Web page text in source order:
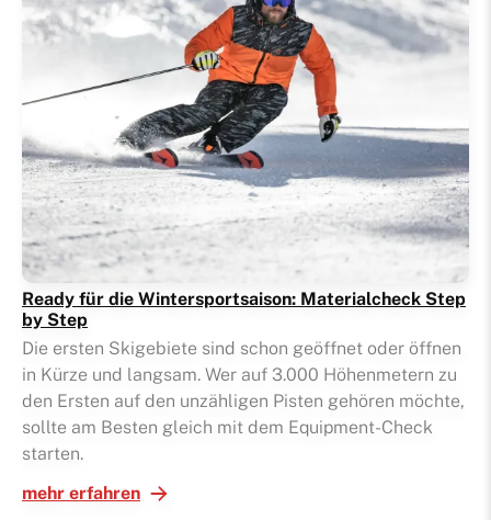
Ready für die Wintersportsaison: Materialcheck Step
by Step
Die ersten Skigebiete sind schon geöffnet oder öffnen
in Kürze und langsam. Wer auf 3.000 Höhenmetern zu
den Ersten auf den unzähligen Pisten gehören möchte,
sollte am Besten gleich mit dem Equipment-Check
starten.
mehr erfahren